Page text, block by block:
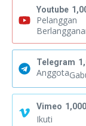
Youtube
Pelanggan
Telegram
Anggota
Vimeo 1,000
Ikuti